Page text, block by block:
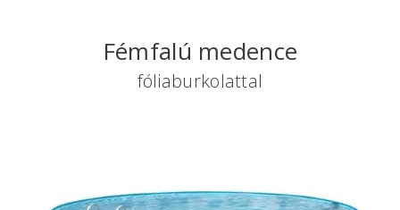
Fémfalú medence
fóliaburkolattal